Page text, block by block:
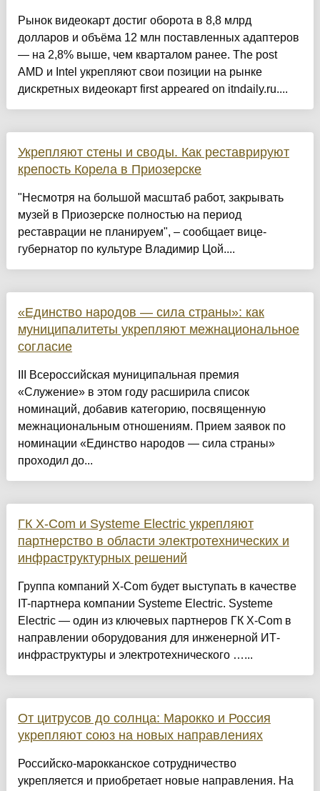
Рынок видеокарт достиг оборота в 8,8 млрд
долларов и объёма 12 млн поставленных адаптеров
— на 2,8% выше, чем кварталом ранее. The post
AMD и Intel укрепляют свои позиции на рынке
дискретных видеокарт first appeared on itndaily.ru....
Укрепляют стены и своды. Как реставрируют
крепость Корела в Приозерске
"Несмотря на большой масштаб работ, закрывать
музей в Приозерске полностью на период
реставрации не планируем", – сообщает вице-
губернатор по культуре Владимир Цой....
«Единство народов — сила страны»: как
муниципалитеты укрепляют межнациональное
согласие
III Всероссийская муниципальная премия
«Служение» в этом году расширила список
номинаций, добавив категорию, посвященную
межнациональным отношениям. Прием заявок по
номинации «Единство народов — сила страны»
проходил до...
ГК X-Com и Systeme Electric укрепляют
партнерство в области электротехнических и
инфраструктурных решений
Группа компаний X-Com будет выступать в качестве
IT-партнера компании Systeme Electric. Systeme
Electric — один из ключевых партнеров ГК X-Com в
направлении оборудования для инженерной ИТ-
инфраструктуры и электротехнического …...
От цитрусов до солнца: Марокко и Россия
укрепляют союз на новых направлениях
Российско-марокканское сотрудничество
укрепляется и приобретает новые направления. На